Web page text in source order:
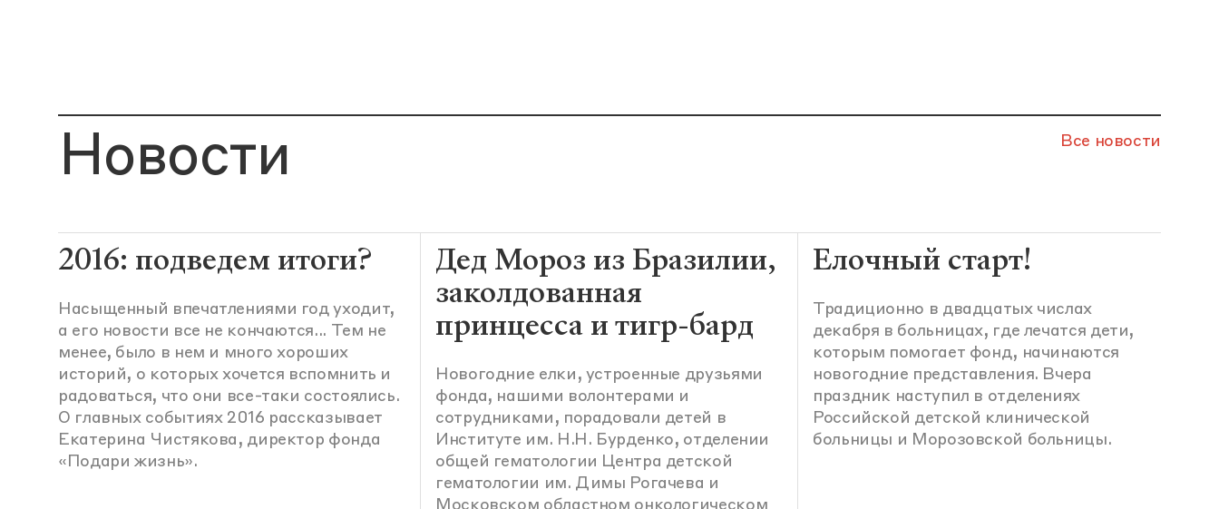
Новости Все новости
2016: подведем итоги?
Насыщенный впечатлениями год уходит,
а его новости все не кончаются... Тем не
менее, было в нем и много хороших
историй, о которых хочется вспомнить и
радоваться, что они все-таки состоялись.
О главных событиях 2016 рассказывает
Екатерина Чистякова, директор фонда
«Подари жизнь».
Дед Мороз из Бразилии,
заколдованная
принцесса и тигр-бард
Новогодние елки, устроенные друзьями
фонда, нашими волонтерами и
сотрудниками, порадовали детей в
Институте им. Н.Н. Бурденко, отделении
общей гематологии Центра детской
гематологии им. Димы Рогачева и
Московском областном онкологическом
Елочный старт!
Традиционно в двадцатых числах
декабря в больницах, где лечатся дети,
которым помогает фонд, начинаются
новогодние представления. Вчера
праздник наступил в отделениях
Российской детской клинической
больницы и Морозовской больницы.